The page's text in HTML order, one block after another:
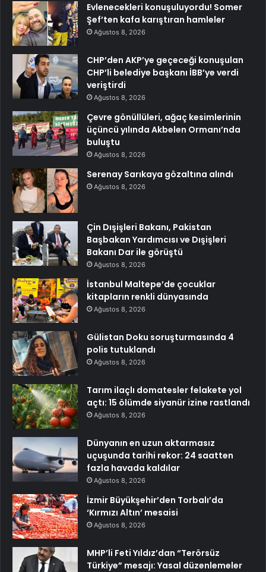
Evlenecekleri konuşuluyordu! Somer
Şef’ten kafa karıştıran hamleler
Ağustos 8, 2026
CHP’den AKP’ye geçeceği konuşulan
CHP’li belediye başkanı İBB’ye verdi
veriştirdi
Ağustos 8, 2026
Çevre gönüllüleri, ağaç kesimlerinin
üçüncü yılında Akbelen Ormanı’nda
buluştu
Ağustos 8, 2026
Serenay Sarıkaya gözaltına alındı
Ağustos 8, 2026
Çin Dışişleri Bakanı, Pakistan
Başbakan Yardımcısı ve Dışişleri
Bakanı Dar ile görüştü
Ağustos 8, 2026
İstanbul Maltepe’de çocuklar
kitapların renkli dünyasında
Ağustos 8, 2026
Gülistan Doku soruşturmasında 4
polis tutuklandı
Ağustos 8, 2026
Tarım ilaçlı domatesler felakete yol
açtı: 15 ölümde siyanür izine rastlandı
Ağustos 8, 2026
Dünyanın en uzun aktarmasız
uçuşunda tarihi rekor: 24 saatten
fazla havada kaldılar
Ağustos 8, 2026
İzmir Büyükşehir’den Torbalı’da
‘Kırmızı Altın’ mesaisi
Ağustos 8, 2026
MHP’li Feti Yıldız’dan “Terörsüz
Türkiye” mesajı: Yasal düzenlemeler